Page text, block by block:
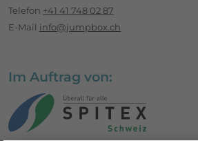
Telefon +41 41 748 02 87
E-Mail info@jumpbox.ch
Im Auftrag von: